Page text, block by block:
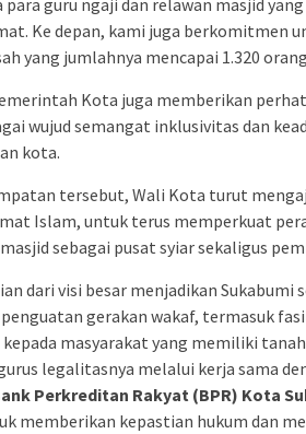
Ke depan, kami juga berkomitmen
yang jumlahnya mencapai 1.320
Kota juga memberikan
wujud semangat inklusivitas dan
kota.
tersebut, Wali Kota turut
Islam, untuk terus memperkuat
sebagai pusat syiar sekaligus
dari visi besar menjadikan Sukabumi
gerakan wakaf, termasuk
masyarakat yang memiliki
legalitasnya melalui kerja sama
Perkreditan Rakyat (BPR) Kota
memberikan kepastian hukum dan